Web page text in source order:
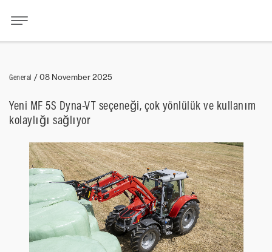
General /08 November 2025
Yeni MF 5S Dyna-VT seçeneği, çok yönlülük ve kullanım
kolaylığı sağlıyor